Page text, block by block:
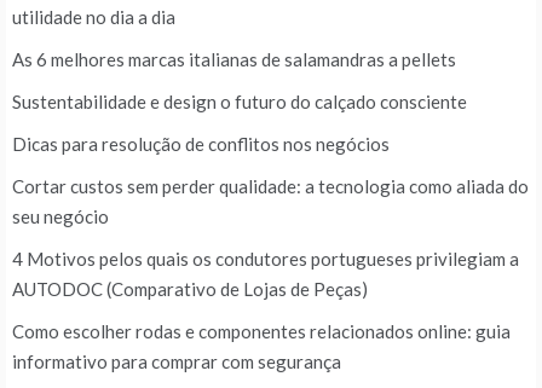
utilidade no dia a dia
As 6 melhores marcas italianas de salamandras a pellets
Sustentabilidade e design o futuro do calçado consciente
Dicas para resolução de conflitos nos negócios
Cortar custos sem perder qualidade: a tecnologia como aliada do
seu negócio
4 Motivos pelos quais os condutores portugueses privilegiam a
AUTODOC (Comparativo de Lojas de Peças)
Como escolher rodas e componentes relacionados online: guia
informativo para comprar com segurança